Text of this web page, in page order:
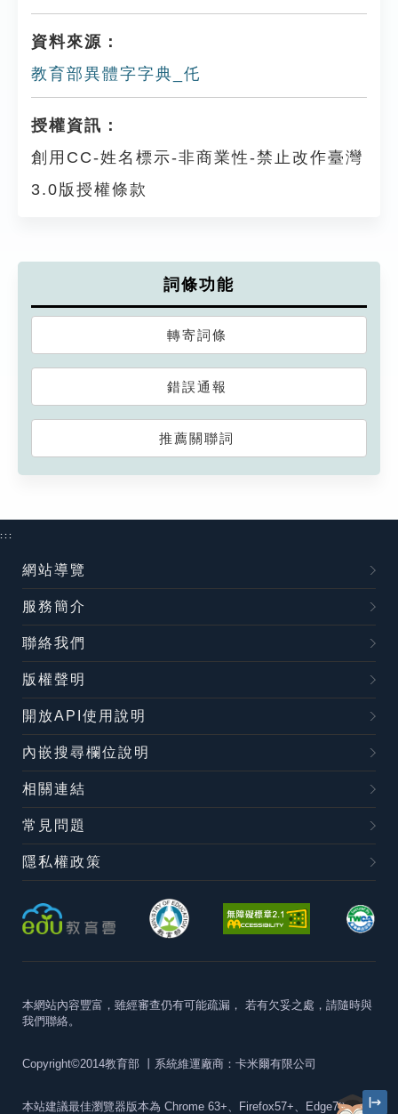
資料來源：
教育部異體字字典_仛
授權資訊：
創用CC-姓名標示-非商業性-禁止改作臺灣
3.0版授權條款
詞條功能
轉寄詞條
錯誤通報
推薦關聯詞
:::
網站導覽
服務簡介
聯絡我們
版權聲明
開放API使用說明
內嵌搜尋欄位說明
相關連結
常見問題
隱私權政策
本網站內容豐富，雖經審查仍有可能疏漏， 若有欠妥之處，請隨時與
我們聯絡。
Copyright©2014教育部 丨系統維運廠商：卡米爾有限公司
本站建議最佳瀏覽器版本為 Chrome 63+、Firefox57+、Edge79+及